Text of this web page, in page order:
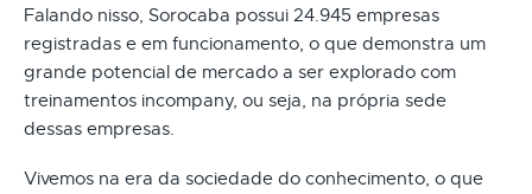
Falando nisso, Sorocaba possui 24.945 empresas
registradas e em funcionamento, o que demonstra um
grande potencial de mercado a ser explorado com
treinamentos incompany, ou seja, na própria sede
dessas empresas.
Vivemos na era da sociedade do conhecimento, o que